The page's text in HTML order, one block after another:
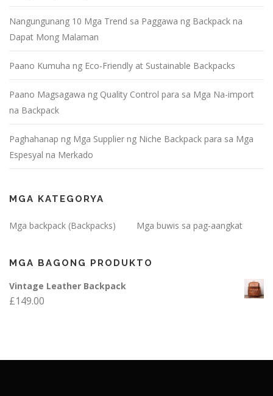
Nangungunang 10 Mga Trend sa Paggawa ng Backpack na
Dapat Mong Malaman
Paano Kumuha ng Eco-Friendly at Sustainable Backpacks
Paano Magsagawa ng Quality Control para sa Mga Na-import
na Backpack
Paghahanap ng Mga Supplier ng Niche Backpack para sa Mga
Espesyal na Merkado
MGA KATEGORYA
Mga backpack (Backpacks) Mga buwis sa pag-aangkat
MGA BAGONG PRODUKTO
Vintage Leather Backpack
£149.00